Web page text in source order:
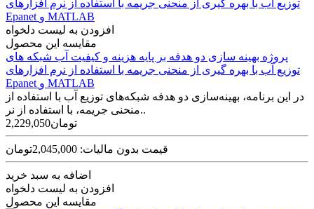
افزودن به لیست دلخواه
مقایسه این محصول
پروژه بهینه سازی دو هدفه بر پایه هزینه و کیفیت آب شبکه های
توزیع آب با بهره گیری از منحنی جریمه با استفاده از نرم افزارهای
Epanet و MATLAB
در این برنامه، بهینه‌سازی دو هدفه شبکه‌های توزیع آب با استفاده از
منحنی جریمه، با استفاده از نر..
2,229,050تومان
قیمت بدون مالیات: 2,045,000تومان
اضافه به سبد خرید
افزودن به لیست دلخواه
مقایسه این محصول